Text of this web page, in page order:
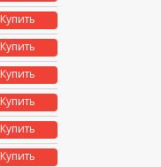
Купить
Купить
Купить
Купить
Купить
Купить